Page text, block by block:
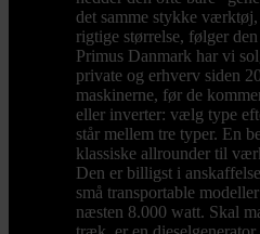
det samme stykke
rigtige størrelse, følger
Primus Danmark har vi
private og erhverv siden
maskinerne, før de
eller inverter: vælg type
står mellem tre typer. En
klassiske allrounder til
Den er billigst i
små transportable
næsten 8.000 watt. Skal